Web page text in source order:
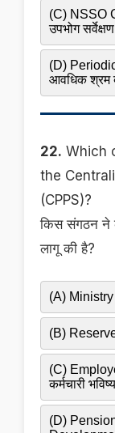
(C) NSSO
उपभोग सर्वेक्षण
(D)
आवधिक श्रम
22. Which
the
(CPPS)?
किस संगठन ने
लागू की है?
(A) Ministry
(B)
(C)
कर्मचारी
(D)